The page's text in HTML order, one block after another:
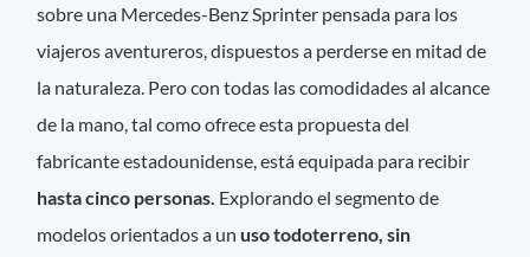
sobre una Mercedes-Benz Sprinter pensada para los
viajeros aventureros, dispuestos a perderse en mitad de
la naturaleza. Pero con todas las comodidades al alcance
de la mano, tal como ofrece esta propuesta del
fabricante estadounidense, está equipada para recibir
hasta cinco personas. Explorando el segmento de
modelos orientados a un uso todoterreno, sin